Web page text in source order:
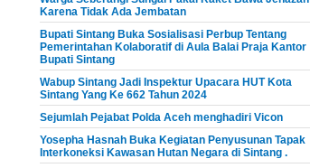
Karena Tidak Ada Jembatan
Bupati Sintang Buka Sosialisasi Perbup Tentang
Pemerintahan Kolaboratif di Aula Balai Praja Kantor
Bupati Sintang
Wabup Sintang Jadi Inspektur Upacara HUT Kota
Sintang Yang Ke 662 Tahun 2024
Sejumlah Pejabat Polda Aceh menghadiri Vicon
Yosepha Hasnah Buka Kegiatan Penyusunan Tapak
Interkoneksi Kawasan Hutan Negara di Sintang .